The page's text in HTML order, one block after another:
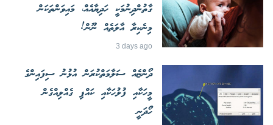
ގާތުންދިނުމަކީ ހަދިޔާއެއް، މައިވަންތަކަން
މިނެކިރާ އާލަތެއް ނޫން!
3 days ago
ދޯންޏެއް ސަލާމަތްކުރަން އުޅުނު ސިފައިންގެ
މީހަކާއި ފުލުހަކާއި ކައްޕި ގެއްލިއްގެން
ހޯދަނީ